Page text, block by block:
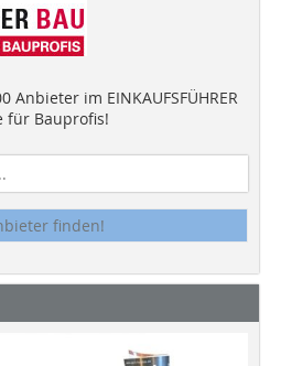
Anbieter im EINKAUFSFÜHRER
für Bauprofis!
finden!